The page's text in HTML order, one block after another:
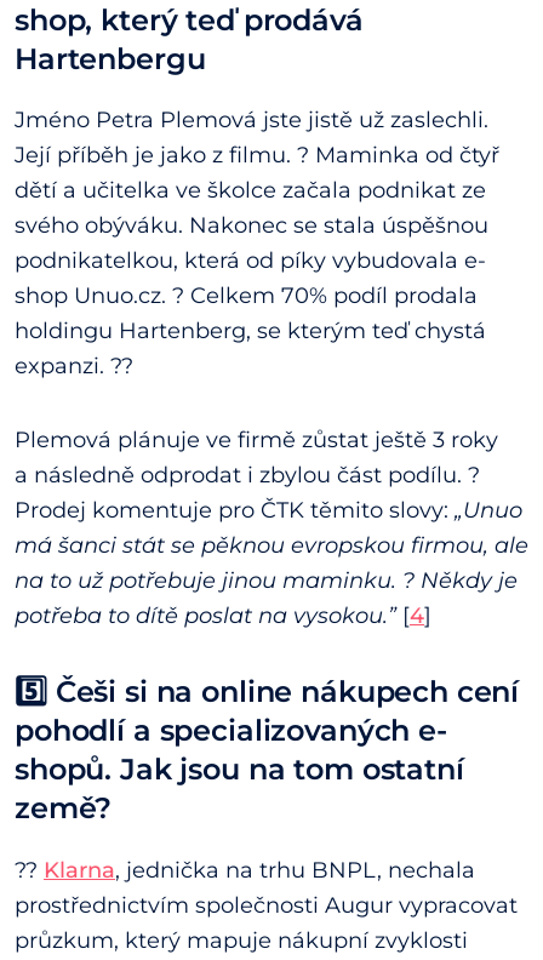
shop, který teď prodává
Hartenbergu
Jméno Petra Plemová jste jistě už zaslechli.
Její příběh je jako z filmu. ? Maminka od čtyř
dětí a učitelka ve školce začala podnikat ze
svého obýváku. Nakonec se stala úspěšnou
podnikatelkou, která od píky vybudovala e-
shop Unuo.cz. ? Celkem 70% podíl prodala
holdingu Hartenberg, se kterým teď chystá
expanzi. ??
Plemová plánuje ve firmě zůstat ještě 3 roky
a následně odprodat i zbylou část podílu. ?
Prodej komentuje pro ČTK těmito slovy: „Unuo
má šanci stát se pěknou evropskou firmou, ale
na to už potřebuje jinou maminku. ? Někdy je
potřeba to dítě poslat na vysokou.”[4]
5️⃣ Češi si na online nákupech cení
pohodlí a specializovaných e-
shopů. Jak jsou na tom ostatní
země?
?? Klarna, jednička na trhu BNPL, nechala
prostřednictvím společnosti Augur vypracovat
průzkum, který mapuje nákupní zvyklosti